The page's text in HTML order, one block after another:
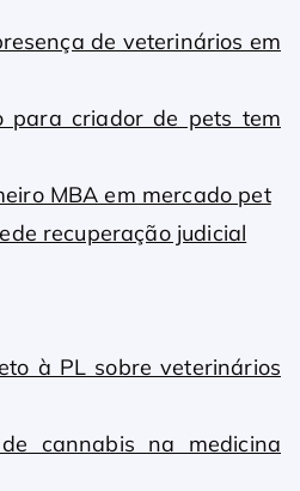
de veterinários em
para criador de pets tem
MBA em mercado pet
recuperação judicial
à PL sobre veterinários
cannabis na medicina